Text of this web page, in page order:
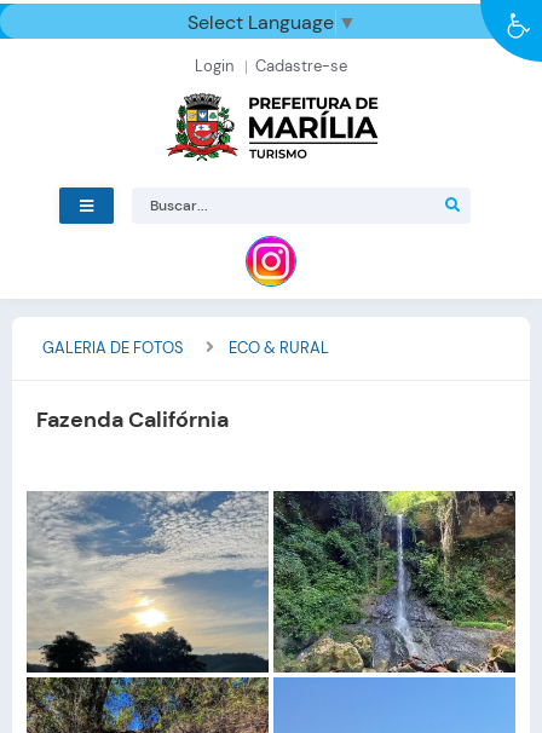
Select Language ▼
Login Cadastre-se
GALERIA DE FOTOS ECO & RURAL
Fazenda Califórnia